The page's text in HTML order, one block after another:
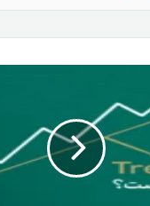
ایمیل